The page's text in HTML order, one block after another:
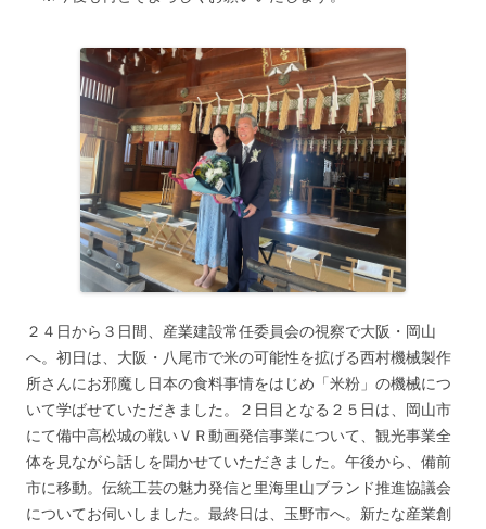
２４日から３日間、産業建設常任委員会の視察で大阪・岡山
へ。初日は、大阪・八尾市で米の可能性を拡げる西村機械製作
所さんにお邪魔し日本の食料事情をはじめ「米粉」の機械につ
いて学ばせていただきました。２日目となる２５日は、岡山市
にて備中高松城の戦いＶＲ動画発信事業について、観光事業全
体を見ながら話しを聞かせていただきました。午後から、備前
市に移動。伝統工芸の魅力発信と里海里山ブランド推進協議会
についてお伺いしました。最終日は、玉野市へ。新たな産業創